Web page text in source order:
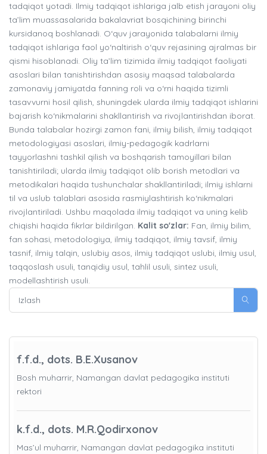
tadqiqot yotadi. Ilmiy tadqiqot ishlariga jalb etish jarayoni oliy
ta’lim muassasalarida bakalavriat bosqichining birinchi
kursidanoq boshlanadi. O‘quv jarayonida talabalarni ilmiy
tadqiqot ishlariga faol yo‘naltirish o‘quv rejasining ajralmas bir
qismi hisoblanadi. Oliy ta’lim tizimida ilmiy tadqiqot faoliyati
asoslari bilan tanishtirishdan asosiy maqsad talabalarda
zamonaviy jamiyatda fanning roli va o‘rni haqida tizimli
tasavvurni hosil qilish, shuningdek ularda ilmiy tadqiqot ishlarini
bajarish ko‘nikmalarini shakllantirish va rivojlantirishdan iborat.
Bunda talabalar hozirgi zamon fani, ilmiy bilish, ilmiy tadqiqot
metodologiyasi asoslari, ilmiy-pedagogik kadrlarni
tayyorlashni tashkil qilish va boshqarish tamoyillari bilan
tanishtiriladi; ularda ilmiy tadqiqot olib borish metodlari va
metodikalari haqida tushunchalar shakllantiriladi; ilmiy ishlarni
til va uslub talablari asosida rasmiylashtirish ko‘nikmalari
rivojlantiriladi. Ushbu maqolada ilmiy tadqiqot va uning kelib
chiqishi haqida fikrlar bildirilgan. Kalit so'zlar: Fan, ilmiy bilim,
fan sohasi, metodologiya, ilmiy tadqiqot, ilmiy tavsif, ilmiy
tasnif, ilmiy talqin, uslubiy asos, ilmiy tadqiqot uslubi, ilmiy usul,
taqqoslash usuli, tanqidiy usul, tahlil usuli, sintez usuli,
modellashtirish usuli.
f.f.d., dots. B.E.Xusanov
Bosh muharrir, Namangan davlat pedagogika instituti
rektori
k.f.d., dots. M.R.Qodirxonov
Mas’ul muharrir, Namangan davlat pedagogika instituti